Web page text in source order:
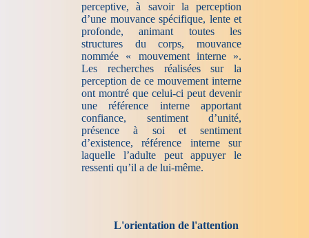
perceptive, à savoir la perception
d’une mouvance spécifique, lente et
profonde, animant toutes les
structures du corps, mouvance
nommée « mouvement interne ».
Les recherches réalisées sur la
perception de ce mouvement interne
ont montré que celui-ci peut devenir
une référence interne apportant
confiance, sentiment d’unité,
présence à soi et sentiment
d’existence, référence interne sur
laquelle l’adulte peut appuyer le
ressenti qu’il a de lui-même.
L'orientation de l'attention